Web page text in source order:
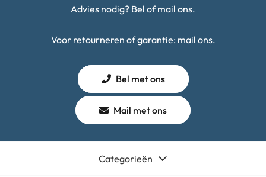
Advies nodig? Bel of mail ons.
Voor retourneren of garantie: mail ons.
Bel met ons
Mail met ons
Categorieën